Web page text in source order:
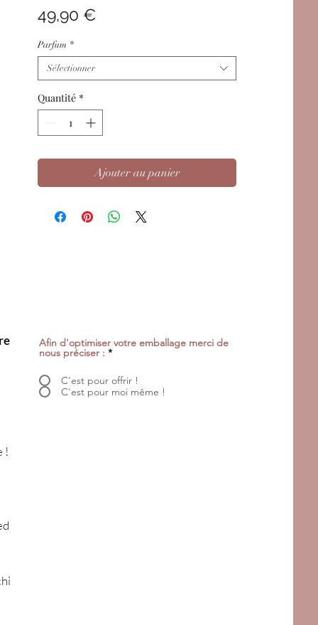
49,90 €
Parfum *
Sélectionner
Quantité *
Ajouter au panier
!
Afin d'optimiser votre emballage merci de
nous préciser : *
C'est pour offrir !
C'est pour moi même !